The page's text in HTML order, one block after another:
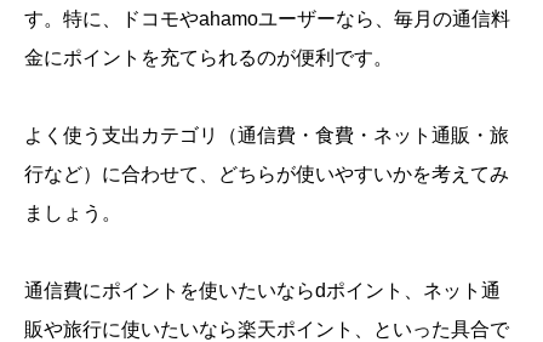
す。特に、ドコモやahamoユーザーなら、毎月の通信料
金にポイントを充てられるのが便利です。
よく使う支出カテゴリ（通信費・食費・ネット通販・旅
行など）に合わせて、どちらが使いやすいかを考えてみ
ましょう。
通信費にポイントを使いたいならdポイント、ネット通
販や旅行に使いたいなら楽天ポイント、といった具合で